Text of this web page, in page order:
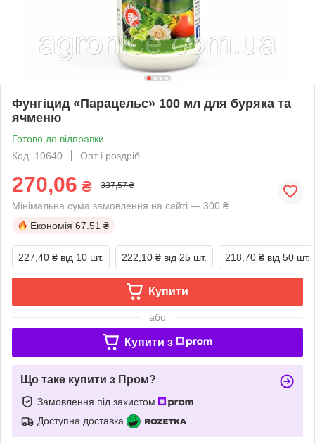
Фунгіцид «Парацельс» 100 мл для буряка та
ячменю
Готово до відправки
Код: 10640
Опт і роздріб
270,06 ₴ 337,57 ₴
Мінімальна сума замовлення на сайті — 300 ₴
Економія 67.51 ₴
227,40 ₴ від 10 шт. 222,10 ₴ від 25 шт. 218,70 ₴ від 50 шт.
Купити
або
Купити з
Що таке купити з Пром?
Замовлення під захистом
Доступна доставка